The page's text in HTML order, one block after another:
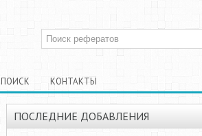
ПОИСК КОНТАКТЫ
ПОСЛЕДНИЕ ДОБАВЛЕНИЯ